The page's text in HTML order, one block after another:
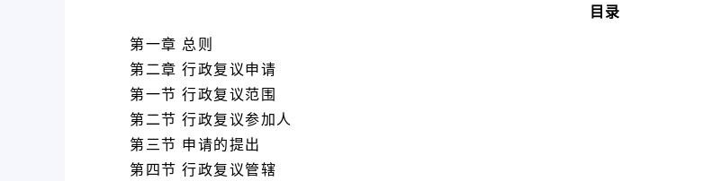
目录
第一章 总则
第二章 行政复议申请
第一节 行政复议范围
第二节 行政复议参加人
第三节 申请的提出
第四节 行政复议管辖